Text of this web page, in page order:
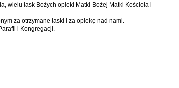
wielu łask Bożych opieki Matki Bożej Matki Kościoła i
za otrzymane łaski i za opiekę nad nami.
i Kongregacji.